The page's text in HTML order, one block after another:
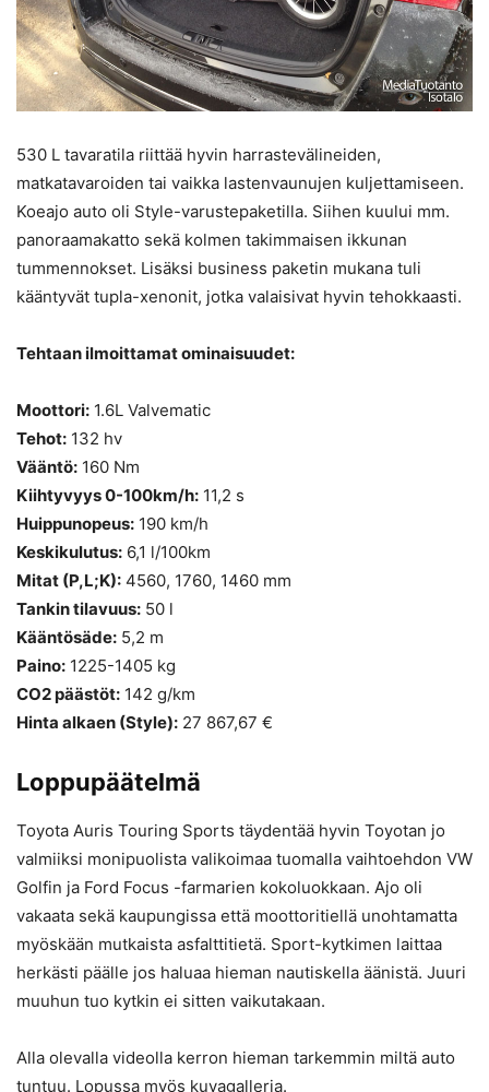
530 L tavaratila riittää hyvin harrastevälineiden,
matkatavaroiden tai vaikka lastenvaunujen kuljettamiseen.
Koeajo auto oli Style-varustepaketilla. Siihen kuului mm.
panoraamakatto sekä kolmen takimmaisen ikkunan
tummennokset. Lisäksi business paketin mukana tuli
kääntyvät tupla-xenonit, jotka valaisivat hyvin tehokkaasti.
Tehtaan ilmoittamat ominaisuudet:
Moottori: 1.6L Valvematic
Tehot: 132 hv
Vääntö: 160 Nm
Kiihtyvyys 0-100km/h: 11,2 s
Huippunopeus: 190 km/h
Keskikulutus: 6,1 l/100km
Mitat (P,L;K): 4560, 1760, 1460 mm
Tankin tilavuus: 50 l
Kääntösäde: 5,2 m
Paino: 1225-1405 kg
CO2 päästöt: 142 g/km
Hinta alkaen (Style): 27 867,67 €
Loppupäätelmä
Toyota Auris Touring Sports täydentää hyvin Toyotan jo
valmiiksi monipuolista valikoimaa tuomalla vaihtoehdon VW
Golfin ja Ford Focus -farmarien kokoluokkaan. Ajo oli
vakaata sekä kaupungissa että moottoritiellä unohtamatta
myöskään mutkaista asfalttitietä. Sport-kytkimen laittaa
herkästi päälle jos haluaa hieman nautiskella äänistä. Juuri
muuhun tuo kytkin ei sitten vaikutakaan.
Alla olevalla videolla kerron hieman tarkemmin miltä auto
tuntuu. Lopussa myös kuvagalleria.